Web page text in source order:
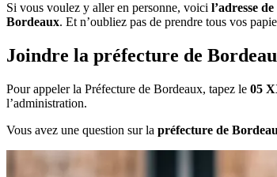
Si vous voulez y aller en personne, voici l’adresse
Bordeaux. Et n’oubliez pas de prendre tous vos
Joindre la préfecture de
Pour appeler la Préfecture de Bordeaux, tapez le 05
l’administration.
Vous avez une question sur la préfecture de